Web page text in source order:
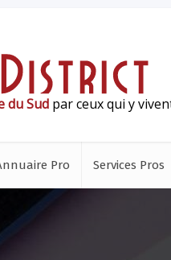
du Sud par ceux qui y
Pro Services Pros